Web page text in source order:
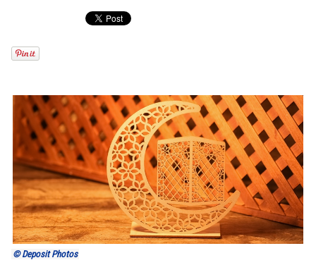
© Deposit Photos